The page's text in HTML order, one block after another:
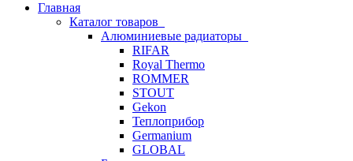
Главная
Каталог товаров
Алюминиевые радиаторы
RIFAR
Royal Thermo
ROMMER
STOUT
Gekon
Теплоприбор
Germanium
GLOBAL